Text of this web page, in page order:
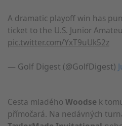
A dramatic playoff win has
ticket to the U.S. Junior
pic.twitter.com/YxT9uUk52z
— Golf Digest (@GolfDigest)
Cesta mladého Woodse k
přímočará. Na nedávných